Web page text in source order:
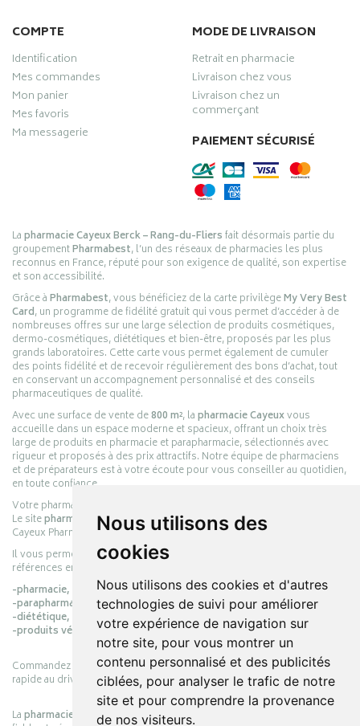
Nous utilisons des
cookies
Nous utilisons des cookies et d'autres
technologies de suivi pour améliorer
votre expérience de navigation sur
notre site, pour vous montrer un
contenu personnalisé et des publicités
ciblées, pour analyser le trafic de notre
site et pour comprendre la provenance
de nos visiteurs.
COMPTE
Identification
Mes commandes
Mon panier
Mes favoris
Ma messagerie
MODE DE LIVRAISON
Retrait en pharmacie
Livraison chez vous
Livraison chez un
commerçant
PAIEMENT SÉCURISÉ
Lapharmacie Cayeux Berck – Rang-du-Fliersfait désormais partie du
groupementPharmabest, l’un des réseaux de pharmacies les plus
reconnus en France, réputé pour son exigence de qualité, son expertise
et son accessibilité.
Grâce àPharmabest, vous bénéficiez de la carte privilègeMy Very Best
Card, un programme de fidélité gratuit qui vous permet d’accéder à de
nombreuses offres sur une large sélection de produits cosmétiques,
dermo-cosmétiques, diététiques et bien-être, proposés par les plus
grands laboratoires. Cette carte vous permet également de cumuler
des points fidélité et de recevoir régulièrement des bons d’achat, tout
en conservant un accompagnement personnalisé et des conseils
pharmaceutiques de qualité.
Avec une surface de vente de800 m², lapharmacie Cayeuxvous
accueille dans un espace moderne et spacieux, offrant un choix très
large de produits en pharmacie et parapharmacie, sélectionnés avec
rigueur et proposés à des prix attractifs. Notre équipe de pharmaciens
et de préparateurs est à votre écoute pour vous conseiller au quotidien,
en toute confiance.
Votre pharmacie en ligne :
Le sitepharmacie-cayeux.frest le prolongement digital de la pharmacie
Cayeux Pharmabest Berck-sur-Mer – Rang-du-Fliers.
Il vous permet de réaliser vos achats en ligne parmi des milliers de
références en :
-pharmacie,
-parapharmacie,
-diététique,
-produits vétérinaires.
Commandez simplement vos produits en ligne et choisissez le retrait
rapide au drive ou la livraison à domicile, en toute simplicité.
Lapharmacie Cayeuxs’engage à vous offrir une expérience pratique,